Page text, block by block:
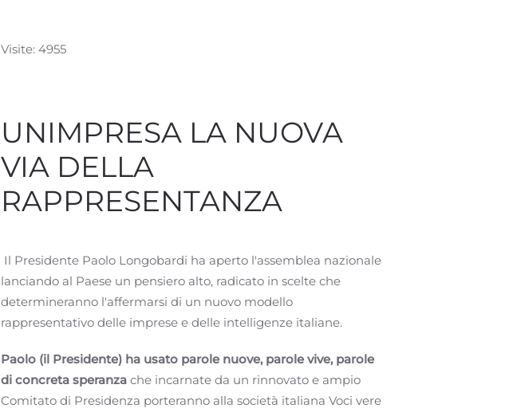
Visite: 4955
UNIMPRESA LA NUOVA
VIA DELLA
RAPPRESENTANZA
Il Presidente Paolo Longobardi ha aperto l'assemblea nazionale
lanciando al Paese un pensiero alto, radicato in scelte che
determineranno l'affermarsi di un nuovo modello
rappresentativo delle imprese e delle intelligenze italiane.
Paolo (il Presidente) ha usato parole nuove, parole vive, parole
di concreta speranza che incarnate da un rinnovato e ampio
Comitato di Presidenza porteranno alla società italiana Voci vere